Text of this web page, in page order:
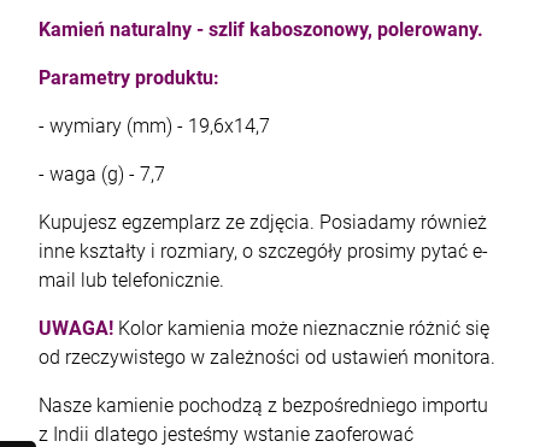
Kamień naturalny - szlif kaboszonowy, polerowany.
Parametry produktu:
- wymiary (mm) - 19,6x14,7
- waga (g) - 7,7
Kupujesz egzemplarz ze zdjęcia. Posiadamy również
inne kształty i rozmiary, o szczegóły prosimy pytać e-
mail lub telefonicznie.
UWAGA! Kolor kamienia może nieznacznie różnić się
od rzeczywistego w zależności od ustawień monitora.
Nasze kamienie pochodzą z bezpośredniego importu
z Indii dlatego jesteśmy wstanie zaoferować